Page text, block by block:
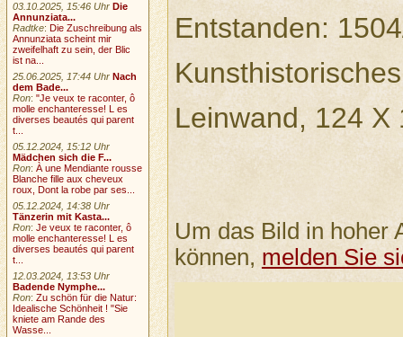
Entstanden:
Leinwand, 124 X
Um das Bild in hoher
können,melden Sie
03.10.2025, 15:46 Uhr Die
Annunziata...
Radtke: Die Zuschreibung als
Annunziata scheint mir
zweifelhaft zu sein, der Blic
ist na...
25.06.2025, 17:44 Uhr Nach
dem Bade...
Ron:"Je veux te raconter, ô
molle enchanteresse! L es
diverses beautés qui parent
t...
05.12.2024, 15:12 Uhr
Mädchen sich die F...
Ron:À une Mendiante rousse
Blanche fille aux cheveux
roux, Dont la robe par ses...
05.12.2024, 14:38 Uhr
Tänzerin mit Kasta...
Ron:Je veux te raconter, ô
molle enchanteresse! L es
diverses beautés qui parent
t...
12.03.2024, 13:53 Uhr
Badende Nymphe...
Ron:Zu schön für die Natur:
Idealische Schönheit ! "Sie
kniete am Rande des
Wasse...